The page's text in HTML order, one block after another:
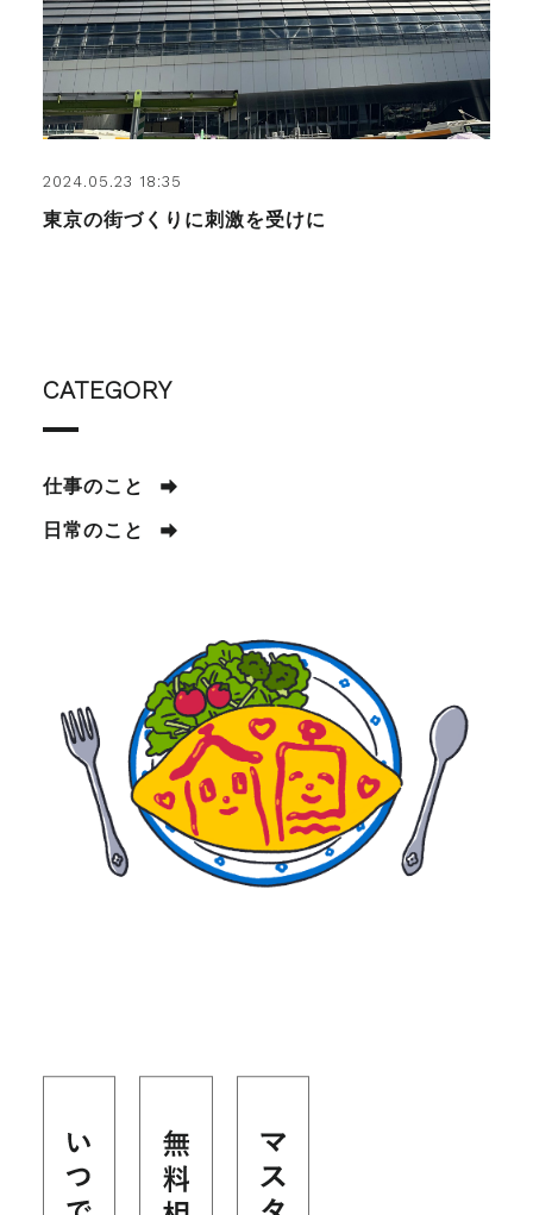
2024.05.23 18:35
東京の街づくりに刺激を受けに
CATEGORY
仕事のこと
日常のこと